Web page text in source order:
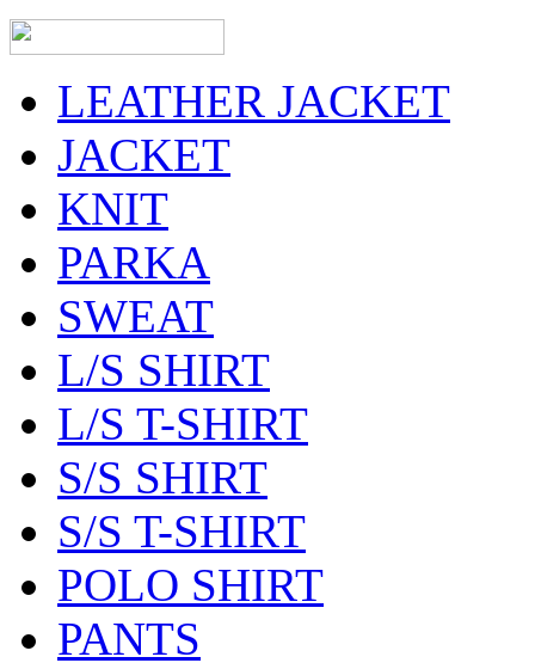
LEATHER JACKET
JACKET
KNIT
PARKA
SWEAT
L/S SHIRT
L/S T-SHIRT
S/S SHIRT
S/S T-SHIRT
POLO SHIRT
PANTS